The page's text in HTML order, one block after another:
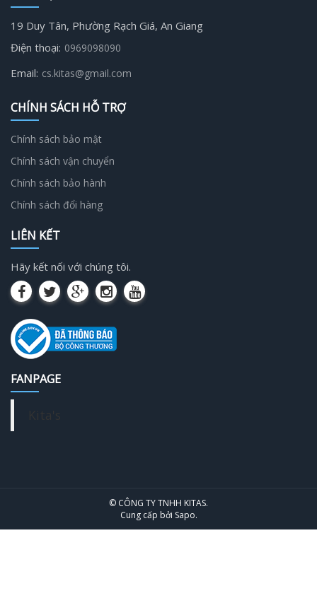
19 Duy Tân, Phường Rạch Giá, An Giang
Điện thoại: 0969098090
Email: cs.kitas@gmail.com
CHÍNH SÁCH HỖ TRỢ
Chính sách bảo mật
Chính sách vận chuyển
Chính sách bảo hành
Chính sách đổi hàng
LIÊN KẾT
Hãy kết nối với chúng tôi.
FANPAGE
© CÔNG TY TNHH KITAS.
Cung cấp bởi Sapo.